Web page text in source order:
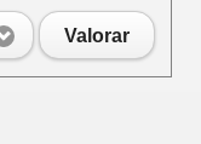
Valorar